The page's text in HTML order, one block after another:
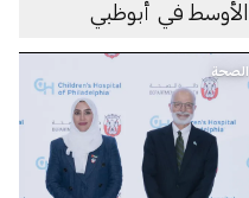
الأوسط في أبوظبي
الصحة